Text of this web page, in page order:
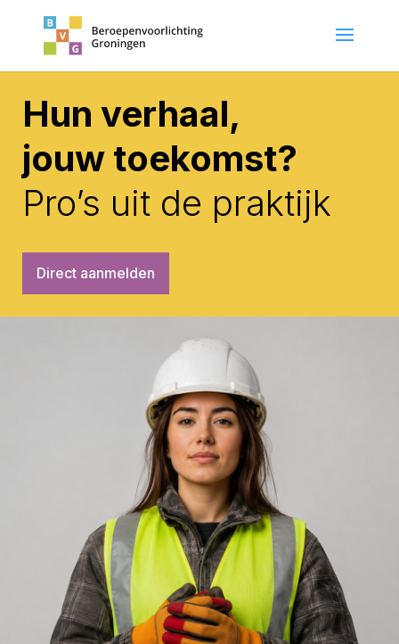
Hun verhaal,
jouw toekomst?
Pro’s uit de praktijk
Direct aanmelden